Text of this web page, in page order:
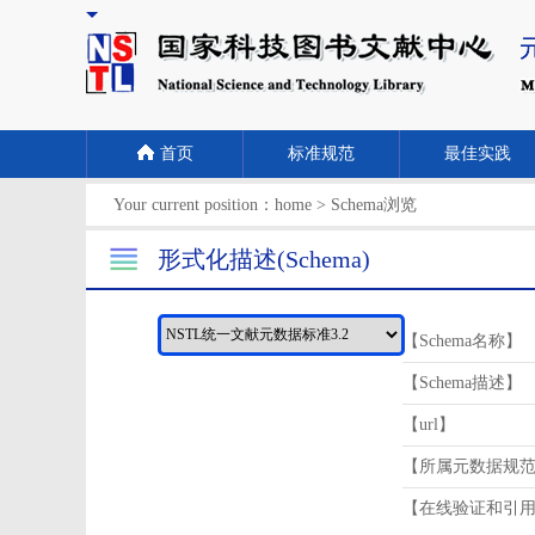
首页 标准规范 最佳实践
Your current position： home > Schema浏览
形式化描述(Schema)
【Schema名称】
【Schema描述】
【url】
【所属元数据规
【在线验证和引